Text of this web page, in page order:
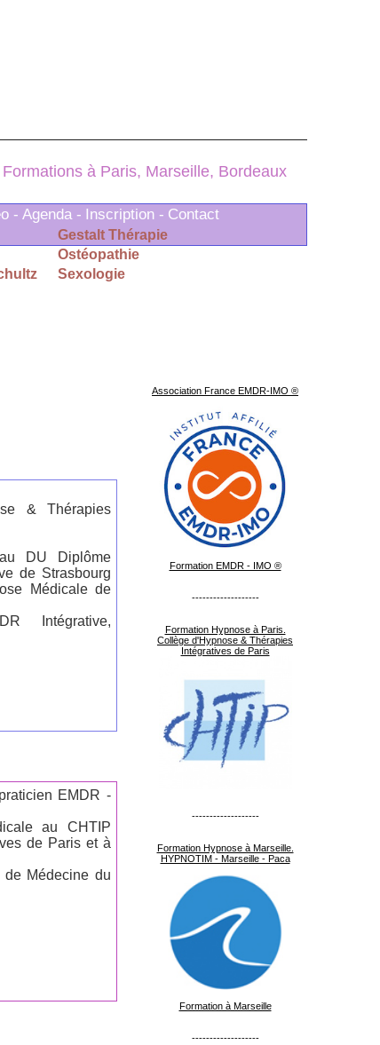
à Paris, Marseille, Bordeaux
Gestalt Thérapie
Ostéopathie
Sexologie
- Agenda - Inscription - Contact
& Thérapies
DU Diplôme
de Strasbourg
Médicale de
Intégrative,
EMDR -
au CHTIP
de Paris et à
Médecine du
Association France EMDR-IMO ®
Formation EMDR - IMO ®
-------------------
Formation Hypnose à Paris.
Collège d'Hypnose & Thérapies
Intégratives de Paris
-------------------
Formation Hypnose à Marseille.
HYPNOTIM - Marseille - Paca
Formation à Marseille
-------------------